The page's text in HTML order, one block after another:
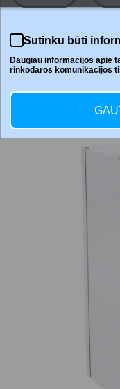
Sutinku būti
Daugiau informacijos apie
rinkodaros komunikacijos